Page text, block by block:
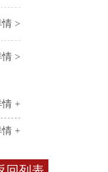
情 >
情 >
情 +
情 +